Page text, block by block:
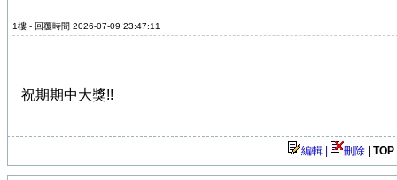
1樓 - 回覆時間 2026-07-09 23:47:11
祝期期中大獎!!
編輯 | 刪除 TOP